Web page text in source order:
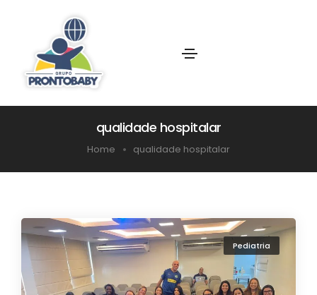
qualidade hospitalar
Home qualidade hospitalar
Pediatria